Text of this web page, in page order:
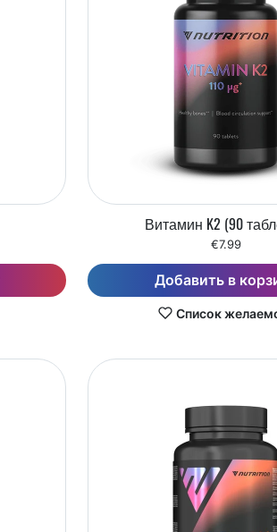
Витамин K2 (90
€7.99
Добавить в
Список